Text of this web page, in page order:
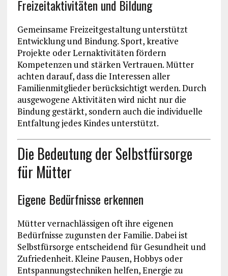
Freizeitaktivitäten und Bildung
Gemeinsame Freizeitgestaltung unterstützt
Entwicklung und Bindung. Sport, kreative
Projekte oder Lernaktivitäten fördern
Kompetenzen und stärken Vertrauen. Mütter
achten darauf, dass die Interessen aller
Familienmitglieder berücksichtigt werden. Durch
ausgewogene Aktivitäten wird nicht nur die
Bindung gestärkt, sondern auch die individuelle
Entfaltung jedes Kindes unterstützt.
Die Bedeutung der Selbstfürsorge
für Mütter
Eigene Bedürfnisse erkennen
Mütter vernachlässigen oft ihre eigenen
Bedürfnisse zugunsten der Familie. Dabei ist
Selbstfürsorge entscheidend für Gesundheit und
Zufriedenheit. Kleine Pausen, Hobbys oder
Entspannungstechniken helfen, Energie zu